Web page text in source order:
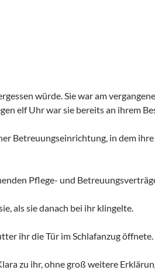
würde. Sie war am
elf Uhr war sie bereits an ihrem
Betreuungseinrichtung, in dem
Pflege- und
als sie danach bei ihr klingelte.
ihr die Tür im Schlafanzug öffnete.
zu ihr, ohne groß weitere